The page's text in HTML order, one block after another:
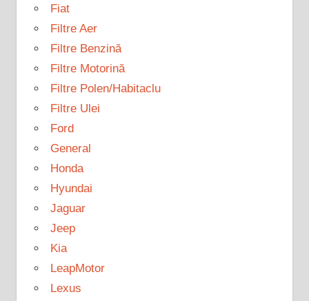
Fiat
Filtre Aer
Filtre Benzină
Filtre Motorină
Filtre Polen/Habitaclu
Filtre Ulei
Ford
General
Honda
Hyundai
Jaguar
Jeep
Kia
LeapMotor
Lexus